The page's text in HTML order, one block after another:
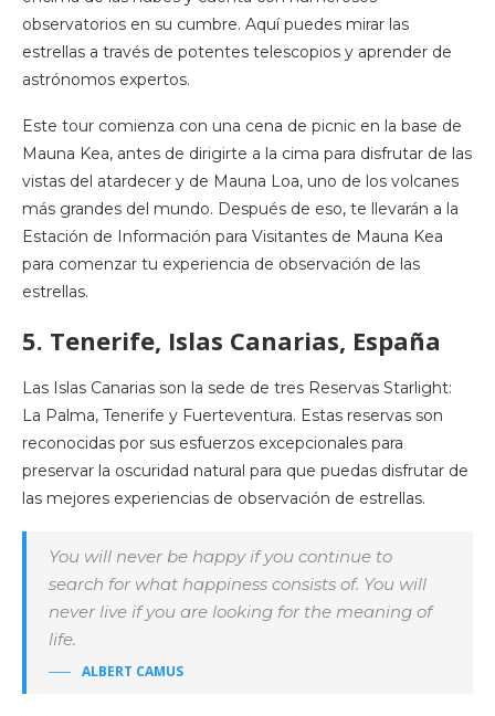
observatorios en su cumbre. Aquí puedes mirar las
estrellas a través de potentes telescopios y aprender de
astrónomos expertos.
Este tour comienza con una cena de picnic en la base de
Mauna Kea, antes de dirigirte a la cima para disfrutar de las
vistas del atardecer y de Mauna Loa, uno de los volcanes
más grandes del mundo. Después de eso, te llevarán a la
Estación de Información para Visitantes de Mauna Kea
para comenzar tu experiencia de observación de las
estrellas.
5. Tenerife, Islas Canarias, España
Las Islas Canarias son la sede de tres Reservas Starlight:
La Palma, Tenerife y Fuerteventura. Estas reservas son
reconocidas por sus esfuerzos excepcionales para
preservar la oscuridad natural para que puedas disfrutar de
las mejores experiencias de observación de estrellas.
You will never be happy if you continue to
search for what happiness consists of. You will
never live if you are looking for the meaning of
life.
ALBERT CAMUS